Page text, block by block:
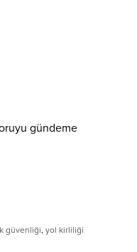
gündeme
güvenliği, yol kirliliği